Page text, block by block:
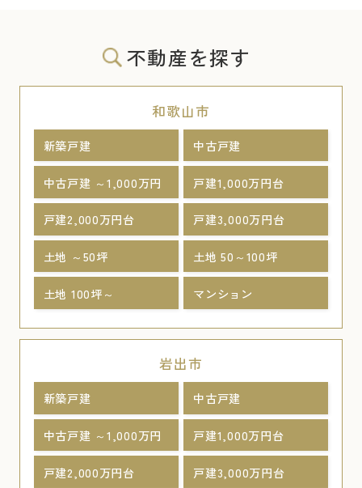
不動産を探す
和歌山市
新築戸建 中古戸建
中古戸建 ～1,000万円 戸建1,000万円台
戸建2,000万円台 戸建3,000万円台
土地 ～50坪 土地 50～100坪
土地 100坪～ マンション
岩出市
新築戸建 中古戸建
中古戸建 ～1,000万円 戸建1,000万円台
戸建2,000万円台 戸建3,000万円台